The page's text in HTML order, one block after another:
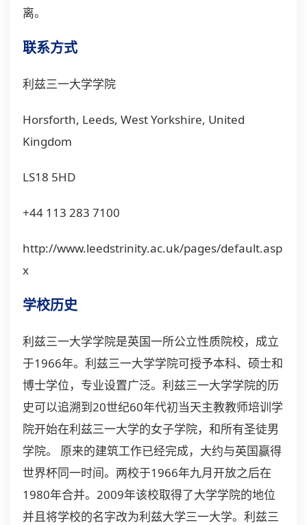
离。
联系方式
利兹三一大学学院
Horsforth, Leeds, West Yorkshire, United
Kingdom
LS18 5HD
+44 113 283 7100
http://www.leedstrinity.ac.uk/pages/default.asp
x
学校历史
利兹三一大学学院是英国一所公立性质院校，成立
于1966年。利兹三一大学学院可授予本科、硕士和
博士学位，专业设置广泛。利兹三一大学学院的历
史可以追溯到20世纪60年代初当天主教教师培训学
院开始在利兹三一大学的女子学院，和所有圣徒男
学院。 原来的建筑工作已经完成，大约与英国赢得
世界杯同一时间。两校于1966年九月开放之后在
1980年合并。2009年该校取得了大学学院的地位
并且将学校的名字改为利兹大学三一大学。利兹三